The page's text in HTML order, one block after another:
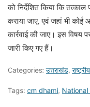
को निर्देशित किया कि
कराया जाए, एवं जहां भी कोई
कार्रवाई की जाए। इस विषय
जारी किए गए हैं।
Categories: उत्तराखंड, राष्ट्रीय
Tags: cm dhami, National